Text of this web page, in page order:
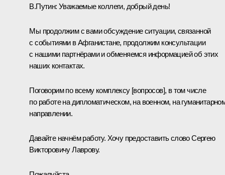
В.Путин: Уважаемые коллеги, добрый день!
Мы продолжим с вами обсуждение ситуации, связанной
с событиями в Афганистане, продолжим консультации
с нашими партнёрами и обменяемся информацией об этих
наших контактах.
Поговорим по всему комплексу [вопросов], в том числе
по работе на дипломатическом, на военном, на
направлении.
Давайте начнём работу. Хочу предоставить слово Сергею
Викторовичу Лаврову.